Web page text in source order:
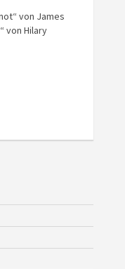
von James
von Hilary